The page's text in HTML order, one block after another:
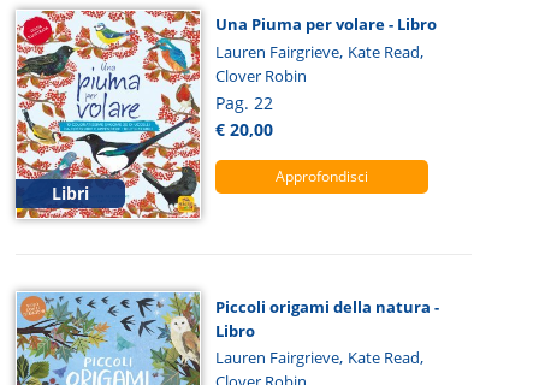
Libri
Una Piuma per volare - Libro
Lauren Fairgrieve, Kate Read,
Clover Robin
Pag. 22
€ 20,00
Approfondisci
Piccoli origami della natura -
Libro
Lauren Fairgrieve, Kate Read,